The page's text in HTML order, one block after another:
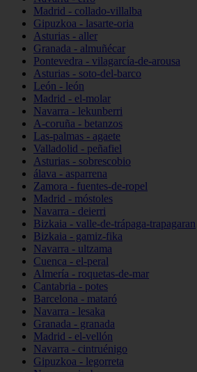
Madrid - collado-villalba
Gipuzkoa - lasarte-oria
Asturias - aller
Granada - almuñécar
Pontevedra - vilagarcía-de-arousa
Asturias - soto-del-barco
León - león
Madrid - el-molar
Navarra - lekunberri
A-coruña - betanzos
Las-palmas - agaete
Valladolid - peñafiel
Asturias - sobrescobio
álava - asparrena
Zamora - fuentes-de-ropel
Madrid - móstoles
Navarra - deierri
Bizkaia - valle-de-trápaga-trapagaran
Bizkaia - gamiz-fika
Navarra - ultzama
Cuenca - el-peral
Almería - roquetas-de-mar
Cantabria - potes
Barcelona - mataró
Navarra - lesaka
Granada - granada
Madrid - el-vellón
Navarra - cintruénigo
Gipuzkoa - legorreta